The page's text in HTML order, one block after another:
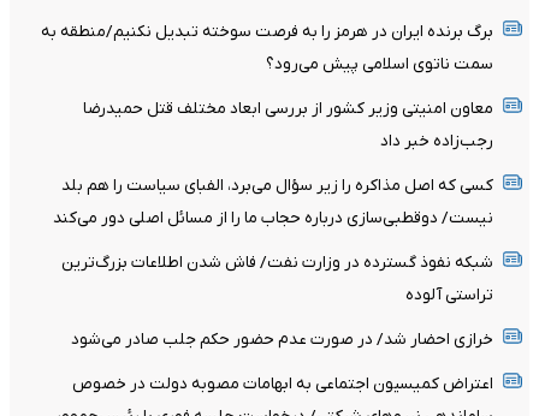
برگ برنده ایران در هرمز را به فرصت سوخته تبدیل نکنیم/منطقه به
سمت ناتوی اسلامی پیش می‌رود؟
معاون امنیتی وزیر کشور از بررسی ابعاد مختلف قتل حمیدرضا
رجب‌زاده خبر داد
کسی که اصل مذاکره را زیر سؤال می‌برد، الفبای سیاست را هم بلد
نیست/ دوقطبی‌سازی درباره حجاب ما را از مسائل اصلی دور می‌کند
شبکه نفوذ گسترده در وزارت نفت/ فاش شدن اطلاعات بزرگ‌ترین
تراستی‌ آلوده
خرازی احضار شد/ در صورت عدم حضور حکم جلب صادر می‌شود
اعتراض کمیسیون اجتماعی به ابهامات مصوبه دولت در خصوص